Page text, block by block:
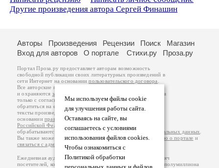
Другие произведения автора Сергей Финашин
Мы используем файлы cookie
для улучшения работы сайта.
Оставаясь на сайте, вы
соглашаетесь с условиями
использования файлов cookies.
Чтобы ознакомиться с
Политикой обработки
Авторы Произведения Рецензии Поиск
Магазин
Вход для авторов
О портале Стихи.ру Проза.ру
Портал Проза.ру предоставляет авторам возможность
свободной публикации своих литературных произведений в
сети Интернет на основаниипользовательского договора
Все авторские права на произведения принадлежат авторам
и охраняются законом
. Перепечатка произведений возможна
только с согласия его автора, к которому вы можете
обратиться на его авторской странице. Ответственность за
тексты произведений авторы несут самостоятельно на
основанииправил публикацииизаконодательства
Российской Федерации
обрабатываются на основанииПолитики обработки персональных данных
Вы также можете посмотреть более подробнуюинформацию о портале и
связаться с администрацией
Ежедневная аудитория портала Проза.ру – порядка 100 тысяч
посетителей, которые в общей сумме просматривают более полумиллиона